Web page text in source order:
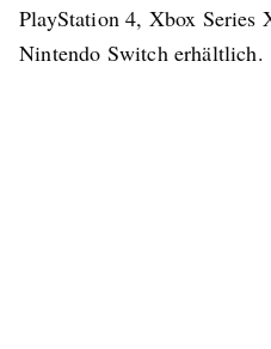
PlayStation 4, Xbox Series
Nintendo Switch erhältlich.